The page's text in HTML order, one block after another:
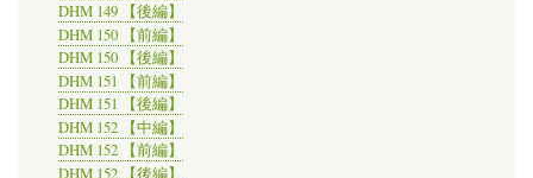
DHM 149 【後編】
DHM 150 【前編】
DHM 150 【後編】
DHM 151 【前編】
DHM 151 【後編】
DHM 152 【中編】
DHM 152 【前編】
DHM 152 【後編】